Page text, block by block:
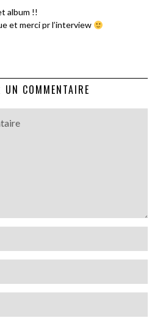
album !!
et merci pr l’interview
UN COMMENTAIRE